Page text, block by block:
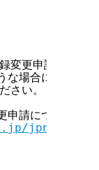
変更申請は、デ
場合には、以
さい。
請について」
jpnic/